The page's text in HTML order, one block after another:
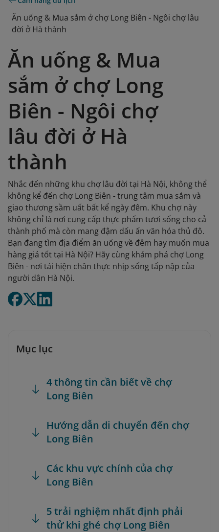
Ăn uống & Mua sắm ở chợ Long Biên - Ngôi chợ lâu
đời ở Hà thành
Ăn uống & Mua
sắm ở chợ Long
Biên - Ngôi chợ
lâu đời ở Hà
thành
Nhắc đến những khu chợ lâu đời tại Hà Nội, không thể
không kể đến chợ Long Biên - trung tâm mua sắm và
giao thương sầm uất bất kể ngày đêm. Khu chợ này
không chỉ là nơi cung cấp thực phẩm tươi sống cho cả
thành phố mà còn mang đậm dấu ấn văn hóa thủ đô.
Bạn đang tìm địa điểm ăn uống về đêm hay muốn mua
hàng giá tốt tại Hà Nội? Hãy cùng khám phá chợ Long
Biên - nơi tái hiện chân thực nhịp sống tấp nập của
người dân Hà Nội.
Mục lục
4 thông tin cần biết về chợ
Long Biên
Hướng dẫn di chuyển đến chợ
Long Biên
Các khu vực chính của chợ
Long Biên
5 trải nghiệm nhất định phải
thử khi ghé chợ Long Biên